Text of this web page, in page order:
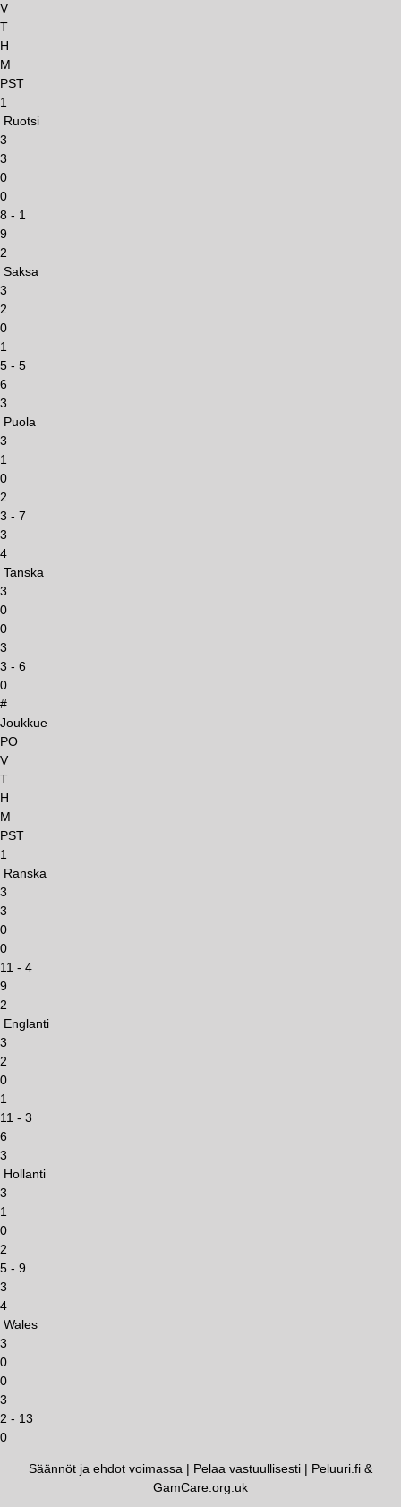
V
T
H
M
PST
1
Ruotsi
3
3
0
0
8 - 1
9
2
Saksa
3
2
0
1
5 - 5
6
3
Puola
3
1
0
2
3 - 7
3
4
Tanska
3
0
0
3
3 - 6
0
#
Joukkue
PO
V
T
H
M
PST
1
Ranska
3
3
0
0
11 - 4
9
2
Englanti
3
2
0
1
11 - 3
6
3
Hollanti
3
1
0
2
5 - 9
3
4
Wales
3
0
0
3
2 - 13
0
Säännöt ja ehdot voimassa | Pelaa vastuullisesti | Peluuri.fi &
GamCare.org.uk